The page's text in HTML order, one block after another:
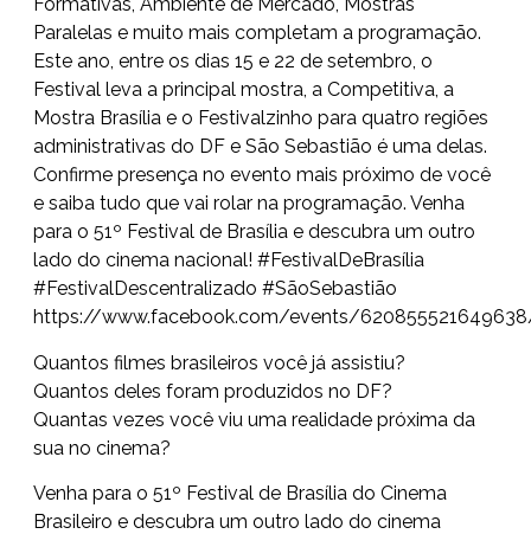
Paralelas e muito mais completam a programação.
Este ano, entre os dias 15 e 22 de setembro, o
Festival leva a principal mostra, a Competitiva, a
Mostra Brasília e o Festivalzinho para quatro regiões
administrativas do DF e São Sebastião é uma delas.
Confirme presença no evento mais próximo de você
e saiba tudo que vai rolar na programação. Venha
para o 51º Festival de Brasília e descubra um outro
lado do cinema nacional! #FestivalDeBrasília
#FestivalDescentralizado #SãoSebastião
https://www.facebook.com/events/
Quantos filmes brasileiros você já assistiu?
Quantos deles foram produzidos no DF?
Quantas vezes você viu uma realidade próxima da
sua no cinema?
Venha para o 51º Festival de Brasília do Cinema
Brasileiro e descubra um outro lado do cinema